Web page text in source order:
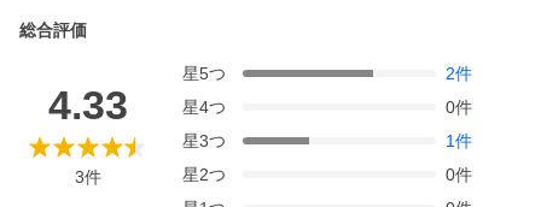
総合評価
4.33
3件
星5つ 2件
星4つ 0件
星3つ 1件
星2つ 0件